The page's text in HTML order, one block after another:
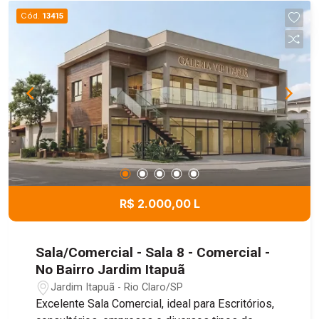
Cód. 13415
R$ 2.000,00 L
Sala/Comercial - Sala 8 - Comercial -
No Bairro Jardim Itapuã
Jardim Itapuã - Rio Claro/SP
Excelente Sala Comercial, ideal para Escritórios,